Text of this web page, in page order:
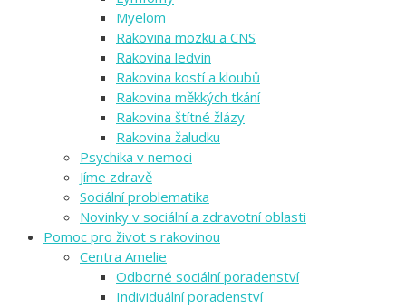
Myelom
Rakovina mozku a CNS
Rakovina ledvin
Rakovina kostí a kloubů
Rakovina měkkých tkání
Rakovina štítné žlázy
Rakovina žaludku
Psychika v nemoci
Jíme zdravě
Sociální problematika
Novinky v sociální a zdravotní oblasti
Pomoc pro život s rakovinou
Centra Amelie
Odborné sociální poradenství
Individuální poradenství